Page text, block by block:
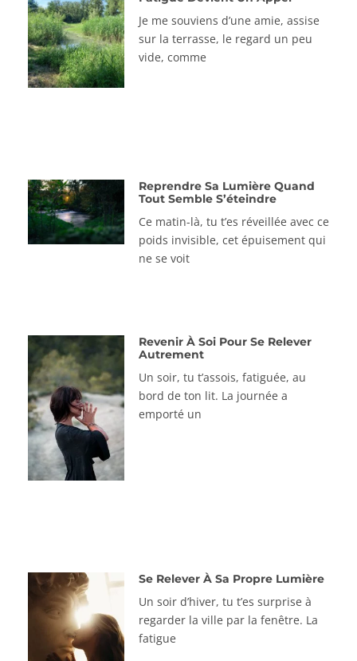
Je me souviens d’une amie, assise
sur la terrasse, le regard un peu
vide, comme
Reprendre Sa Lumière Quand
Tout Semble S’éteindre
Ce matin-là, tu t’es réveillée avec ce
poids invisible, cet épuisement qui
ne se voit
Revenir À Soi Pour Se Relever
Autrement
Un soir, tu t’assois, fatiguée, au
bord de ton lit. La journée a
emporté un
Se Relever À Sa Propre Lumière
Un soir d’hiver, tu t’es surprise à
regarder la ville par la fenêtre. La
fatigue